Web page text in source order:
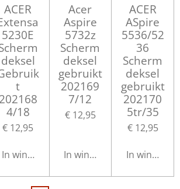
ACER
5230E
deksel
t
202168
4/18
€ 12,95
In winkelwagen
Acer
Aspire
5732z
Scherm
deksel
gebruikt
202169
7/12
€ 12,95
In winkelwagen
ACER
ASpire
5536/52
36
Scherm
deksel
gebruikt
202170
5tr/35
€ 12,95
In